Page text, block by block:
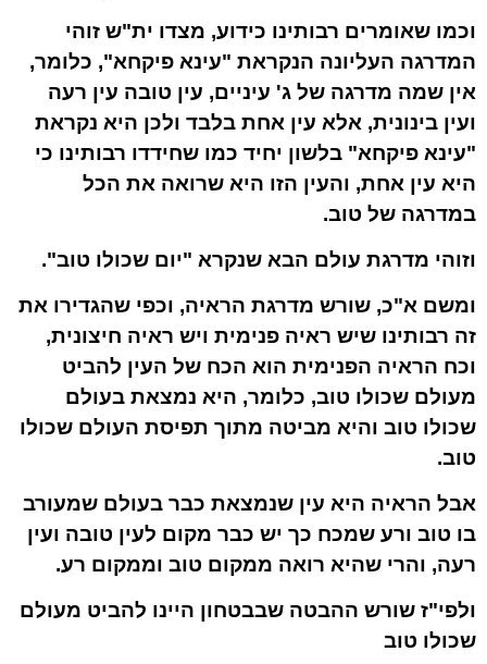
וכמו שאומרים רבותינו כידוע, מצדו ית"ש זוהי
המדרגה העליונה הנקראת "עינא פיקחא", כלומר,
אין שמה מדרגה של ג' עיניים, עין טובה עין רעה
ועין בינונית, אלא עין אחת בלבד ולכן היא נקראת
"עינא פיקחא" בלשון יחיד כמו שחידדו רבותינו כי
היא עין אחת, והעין הזו היא שרואה את הכל
במדרגה של טוב.
וזוהי מדרגת עולם הבא שנקרא "יום שכולו טוב".
ומשם א"כ, שורש מדרגת הראיה, וכפי שהגדירו את
זה רבותינו שיש ראיה פנימית ויש ראיה חיצונית,
וכח הראיה הפנימית הוא הכח של העין להביט
מעולם שכולו טוב, כלומר, היא נמצאת בעולם
שכולו טוב והיא מביטה מתוך תפיסת העולם שכולו
טוב.
אבל הראיה היא עין שנמצאת כבר בעולם שמעורב
בו טוב ורע שמכח כך יש כבר מקום לעין טובה ועין
רעה, והרי שהיא רואה ממקום טוב וממקום רע.
ולפי"ז שורש ההבטה שבבטחון היינו להביט מעולם
שכולו טוב